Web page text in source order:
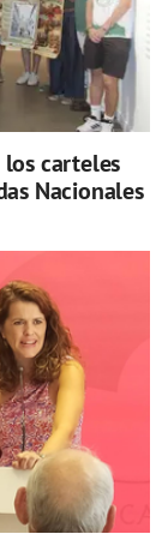
carteles
Nacionales